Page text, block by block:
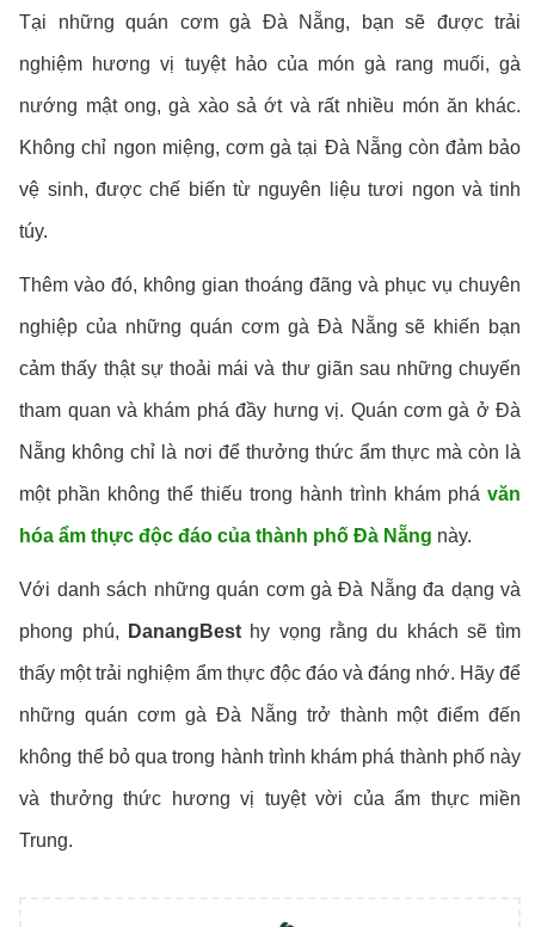
Tại những quán cơm gà Đà Nẵng, bạn sẽ được trải
nghiệm hương vị tuyệt hảo của món gà rang muối, gà
nướng mật ong, gà xào sả ớt và rất nhiều món ăn khác.
Không chỉ ngon miệng, cơm gà tại Đà Nẵng còn đảm bảo
vệ sinh, được chế biến từ nguyên liệu tươi ngon và tinh
túy.
Thêm vào đó, không gian thoáng đãng và phục vụ chuyên
nghiệp của những quán cơm gà Đà Nẵng sẽ khiến bạn
cảm thấy thật sự thoải mái và thư giãn sau những chuyến
tham quan và khám phá đầy hưng vị. Quán cơm gà ở Đà
Nẵng không chỉ là nơi để thưởng thức ẩm thực mà còn là
một phần không thể thiếu trong hành trình khám phávăn
hóa ẩm thực độc đáo của thành phố Đà Nẵng này.
Với danh sách những quán cơm gà Đà Nẵng đa dạng và
phong phú, DanangBesthy vọng rằng du khách sẽ tìm
thấy một trải nghiệm ẩm thực độc đáo và đáng nhớ. Hãy để
những quán cơm gà Đà Nẵng trở thành một điểm đến
không thể bỏ qua trong hành trình khám phá thành phố này
và thưởng thức hương vị tuyệt vời của ẩm thực miền
Trung.